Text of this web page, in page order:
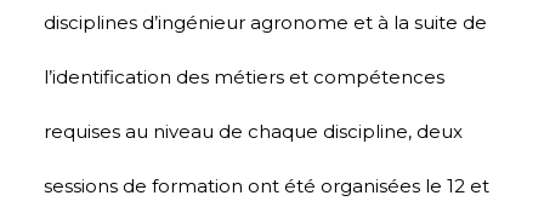
disciplines d’ingénieur agronome et à la suite de
l’identification des métiers et compétences
requises au niveau de chaque discipline, deux
sessions de formation ont été organisées le 12 et